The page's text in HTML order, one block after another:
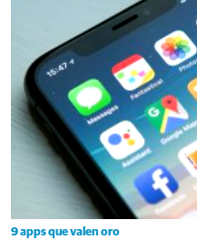
9 apps que valen oro